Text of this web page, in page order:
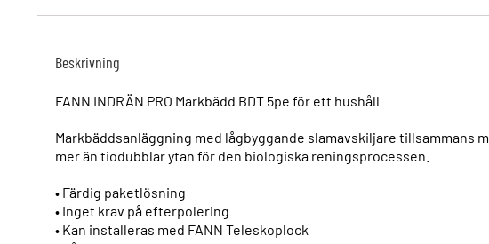
Beskrivning
FANN INDRÄN PRO Markbädd BDT 5pe för ett hushåll
Markbäddsanläggning med lågbyggande slamavskiljare tillsammans
mer än tiodubblar ytan för den biologiska reningsprocessen.
• Färdig paketlösning
• Inget krav på efterpolering
• Kan installeras med FANN Teleskoplock